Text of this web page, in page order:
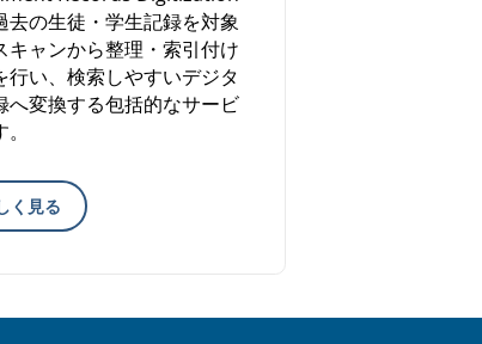
去の生徒・学生記録を対象
キャンから整理・索引付け
行い、検索しやすいデジタ
へ変換する包括的なサービ
く見る